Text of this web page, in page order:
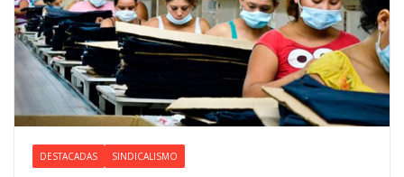
DESTACADAS SINDICALISMO